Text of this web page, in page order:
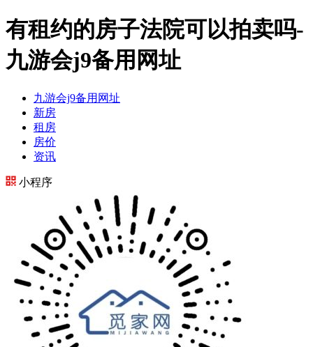
有租约的房子法院可以拍卖吗-
九游会j9备用网址
九游会j9备用网址
新房
租房
房价
资讯
小程序